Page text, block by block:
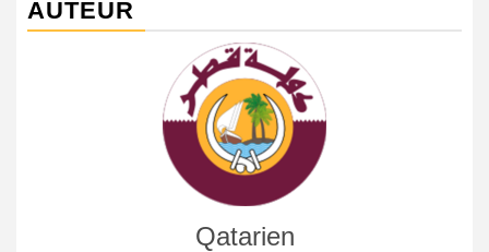
AUTEUR
Qatarien